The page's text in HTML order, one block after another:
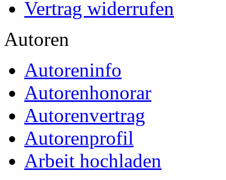
Vertrag widerrufen
Autoren
Autoreninfo
Autorenhonorar
Autorenvertrag
Autorenprofil
Arbeit hochladen